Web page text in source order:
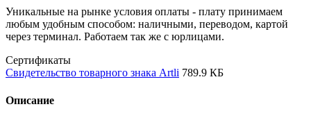
Уникальные на рынке условия оплаты - плату принимаем
любым удобным способом: наличными, переводом, картой
через терминал. Работаем так же с юрлицами.
Сертификаты
Свидетельство товарного знака Artli 789.9 КБ
Описание